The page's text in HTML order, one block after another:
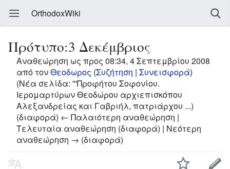
OrthodoxWiki
Πρότυπο:3 Δεκέμβριος
Αναθεώρηση ως προς 08:34, 4 Σεπτεμβρίου 2008
από τονΘεοδωρος (Συζήτηση | Συνεισφορά)
(Νέα σελίδα: '''Προφήτου Σοφονίου.
Ιερομαρτύρων Θεοδώρου αρχιεπισκόπου
Αλεξανδρείας και Γαβριήλ, πατριάρχου ...)
(διαφορά) ← Παλαιότερη αναθεώρηση |
Τελευταία αναθεώρηση (διαφορά) | Νεότερη
αναθεώρηση → (διαφορά)